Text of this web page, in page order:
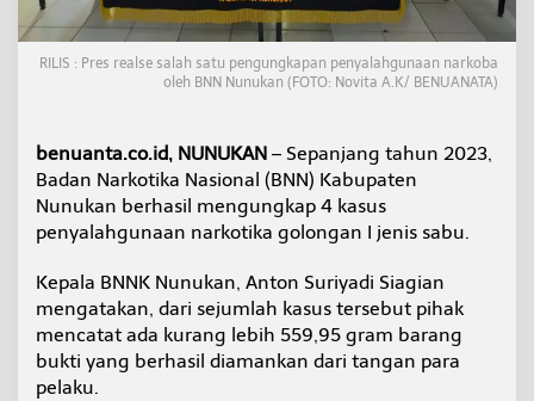
k
a
n
U
k
a
4
K
s
u
K
a
RILIS : Pres realse salah satu pengungkapan penyalahgunaan narkoba
oleh BNN Nunukan (FOTO: Novita A.K/ BENUANATA)
benuanta.co.id, NUNUKAN – Sepanjang tahun 2023,
Badan Narkotika Nasional (BNN) Kabupaten
Nunukan berhasil mengungkap 4 kasus
penyalahgunaan narkotika golongan I jenis sabu.
Kepala BNNK Nunukan, Anton Suriyadi Siagian
mengatakan, dari sejumlah kasus tersebut pihak
mencatat ada kurang lebih 559,95 gram barang
bukti yang berhasil diamankan dari tangan para
pelaku.